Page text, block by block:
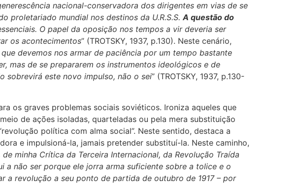
nacional-conservadora dos dirigentes em vias de se
proletariado mundial nos destinos da U.R.S.S.A questão do
O papel da oposição nos tempos a vir deveria ser
os acontecimentos” (TROTSKY, 1937, p.130). Neste cenário,
devemos nos armar de paciência por um tempo bastante
mas de se prepararem os instrumentos ideológicos e de
sobrevirá este novo impulso, não o sei” (TROTSKY, 1937, p.130-
os graves problemas sociais soviéticos. Ironiza aqueles que
de ações isoladas, quarteladas ou pela mera substituição
política com alma social”. Neste sentido, destaca a
e impulsioná-la, jamais pretender substituí-la. Neste caminho,
minha Crítica da Terceira Internacional, da Revolução Traída
a não ser porque ele jorra arma suficiente sobre a tolice e o
a revolução a seu ponto de partida de outubro de 1917 – por